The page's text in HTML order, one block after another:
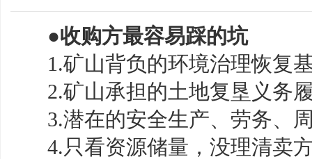
●收购方最容易踩的坑
1.矿山背负的环境治理恢复
2.矿山承担的土地复垦义务
3.潜在的安全生产、劳务、
4.只看资源储量，没理清卖